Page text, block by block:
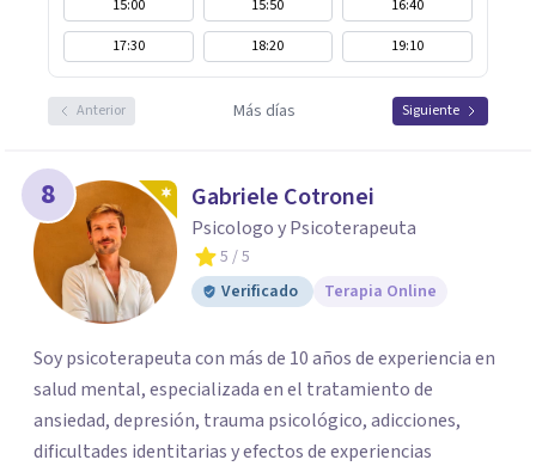
15:00 15:50
16:40
17:30
18:20 19:10
Anterior Más días Siguiente
8 Gabriele Cotronei
Psicologo y Psicoterapeuta
5 / 5
Verificado
Terapia Online
Soy psicoterapeuta con más de 10 años de experiencia en
salud mental, especializada en el tratamiento de
ansiedad, depresión, trauma psicológico, adicciones,
dificultades identitarias y efectos de experiencias